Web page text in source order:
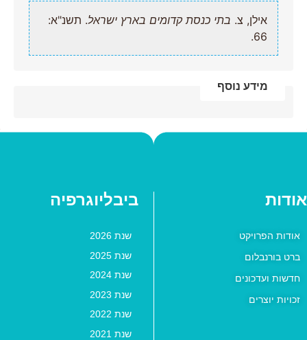
אילן, צ. בתי כנסת קדומים בארץ ישראל. תשנ"א:
66.
מידע נוסף
אודות
אודות הפרויקט
ברט בורנבלום
חדשות ועדכונים
זכויות יוצרים
ביבליוגרפיה
שנת 2026
שנת 2025
שנת 2024
שנת 2023
שנת 2022
שנת 2021